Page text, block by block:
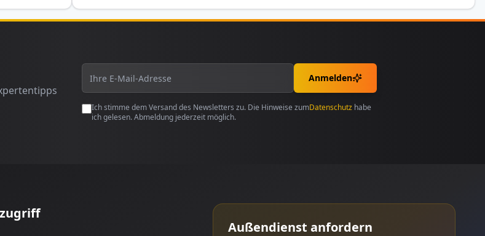
Anmelden
Ich stimme dem Versand des Newsletters zu. Die Hinweise zumDatenschutz habe
ich gelesen. Abmeldung jederzeit möglich.
Außendienst anfordern